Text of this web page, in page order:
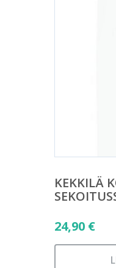
KEKKILÄ
24,90 €